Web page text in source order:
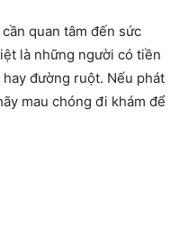
quan tâm đến sức
là những người có tiền
đường ruột. Nếu phát
mau chóng đi khám để